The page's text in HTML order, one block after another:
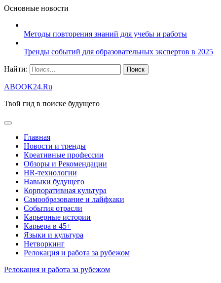
Основные новости
Методы повторения знаний для учебы и работы
Тренды событий для образовательных экспертов в 2025
Найти:
ABOOK24.Ru
Твой гид в поиске будущего
Главная
Новости и тренды
Креативные профессии
Обзоры и Рекомендации
HR‑технологии
Навыки будущего
Корпоративная культура
Самообразование и лайфхаки
События отрасли
Карьерные истории
Карьера в 45+
Языки и культура
Нетворкинг
Релокация и работа за рубежом
Релокация и работа за рубежом